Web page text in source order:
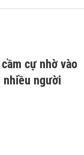
cự nhờ vào
nhiều người